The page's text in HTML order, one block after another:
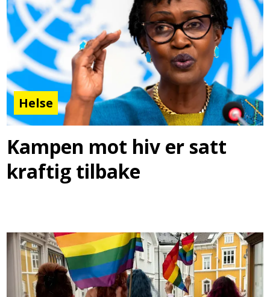
Helse
Kampen mot hiv er satt
kraftig tilbake